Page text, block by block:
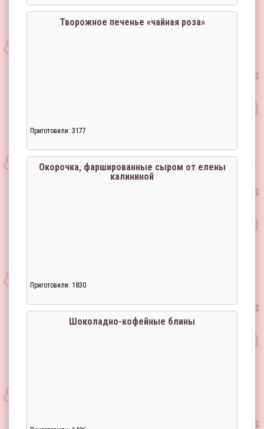
Творожное печенье «чайная роза»
Приготовили: 3177
Окорочка, фаршированные сыром от елены
калининой
Приготовили: 1830
Шоколадно-кофейные блины